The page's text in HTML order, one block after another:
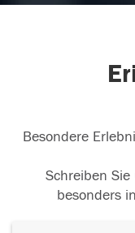
Besondere
Schreiben
besonders